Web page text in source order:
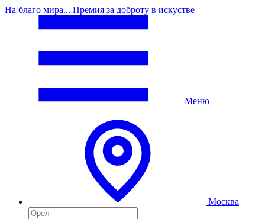
На благо мира... Премия за доброту в искустве
Меню
Москва